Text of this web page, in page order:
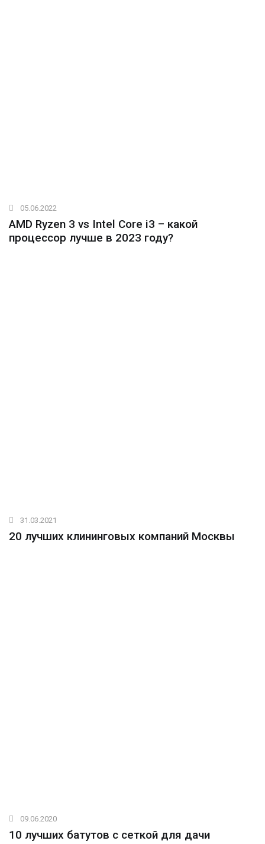
05.06.2022
AMD Ryzen 3 vs Intel Core i3 – какой
процессор лучше в 2023 году?
31.03.2021
20 лучших клининговых компаний Москвы
09.06.2020
10 лучших батутов с сеткой для дачи